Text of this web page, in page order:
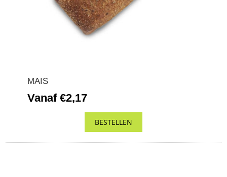
MAIS
Vanaf €2,17